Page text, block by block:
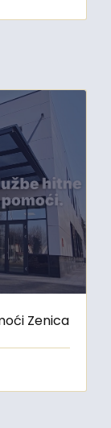
Zenica